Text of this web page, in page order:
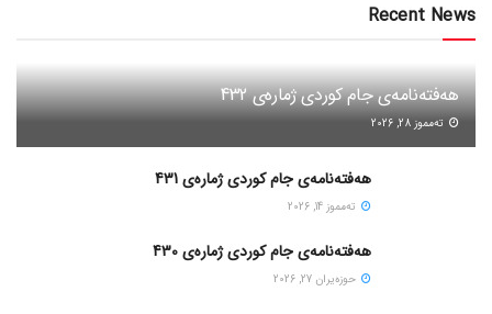
Recent News
هەفتەنامەی جام کوردی ژمارەی 432
ته‌مموز 28, 2026
هەفتەنامەی جام کوردی ژمارەی 431
ته‌مموز 14, 2026
هەفتەنامەی جام کوردی ژمارەی 430
حوزه‌یران 27, 2026